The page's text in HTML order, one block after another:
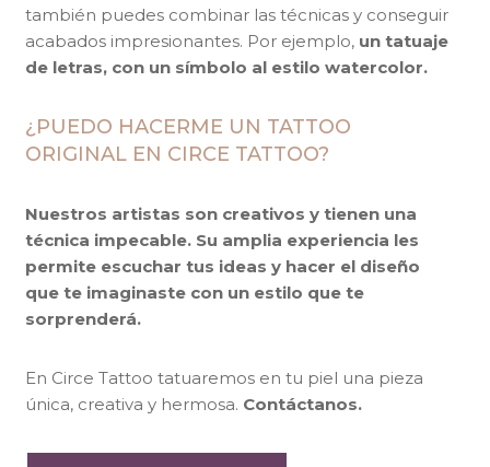
también puedes combinar las técnicas y conseguir
acabados impresionantes. Por ejemplo, un tatuaje
de letras, con un símbolo al estilo watercolor.
¿PUEDO HACERME UN TATTOO
ORIGINAL EN CIRCE TATTOO?
Nuestros artistas son creativos y tienen una
técnica impecable. Su amplia experiencia les
permite escuchar tus ideas y hacer el diseño
que te imaginaste con un estilo que te
sorprenderá.
En Circe Tattoo tatuaremos en tu piel una pieza
única, creativa y hermosa. Contáctanos.